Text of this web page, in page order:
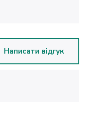
Написати відгук